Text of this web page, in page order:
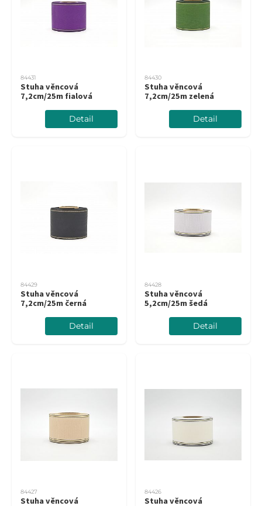
84431
Stuha věncová
7,2cm/25m fialová
Detail
84430
Stuha věncová
7,2cm/25m zelená
Detail
84429
Stuha věncová
7,2cm/25m černá
Detail
84428
Stuha věncová
5,2cm/25m šedá
Detail
84427
Stuha věncová
84426
Stuha věncová